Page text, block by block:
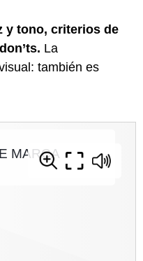
y tono, criterios de
La
también es